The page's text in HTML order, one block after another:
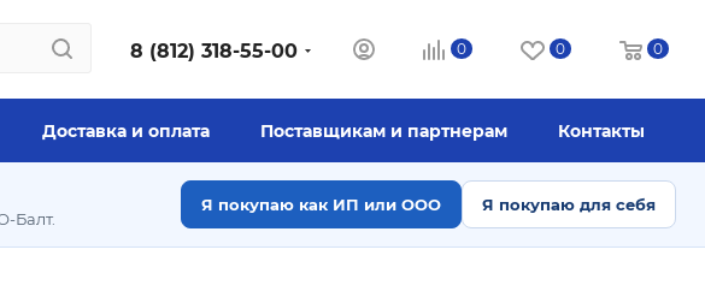
8 (812) 318-55-00 0 0 0
Доставка и оплата Поставщикам и партнерам Контакты
Балт.
Я покупаю как ИП или ООО Я покупаю для себя